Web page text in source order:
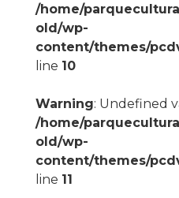
/home/
old/wp-
content/themes/
line 10
Warning: Undefined
/home/
old/wp-
content/themes/
line 11